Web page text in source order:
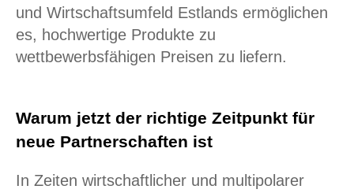
und Wirtschaftsumfeld Estlands ermöglichen
es, hochwertige Produkte zu
wettbewerbsfähigen Preisen zu liefern.
Warum jetzt der richtige Zeitpunkt für
neue Partnerschaften ist
In Zeiten wirtschaftlicher und multipolarer